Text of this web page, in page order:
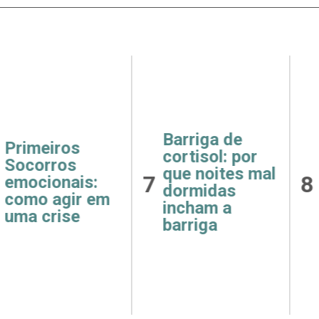
de
por
mal
a
8
Receitas
fáceis e
saudáveis
para o café da
manhã
9
como
e